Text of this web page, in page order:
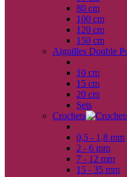
80 cm
100 cm
120 cm
150 cm
Aiguilles Double
10 cm
15 cm
20 cm
Sets
Crochets
0,5 - 1,8 mm
2 - 6 mm
7 - 12 mm
15 - 35 mm